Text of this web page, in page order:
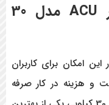
معرفی ترازوی قطعه شمار ACU مدل 30
امکان برای کاربران
و هزینه در کار صرفه